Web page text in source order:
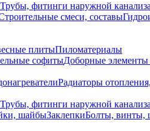
Трубы, фитинги наружной
смеси, составы
плитыПиломатериалы
софитыДоборные элементы
Радиаторы
Трубы, фитинги наружной
шайбыЗаклепкиБолты, винты,